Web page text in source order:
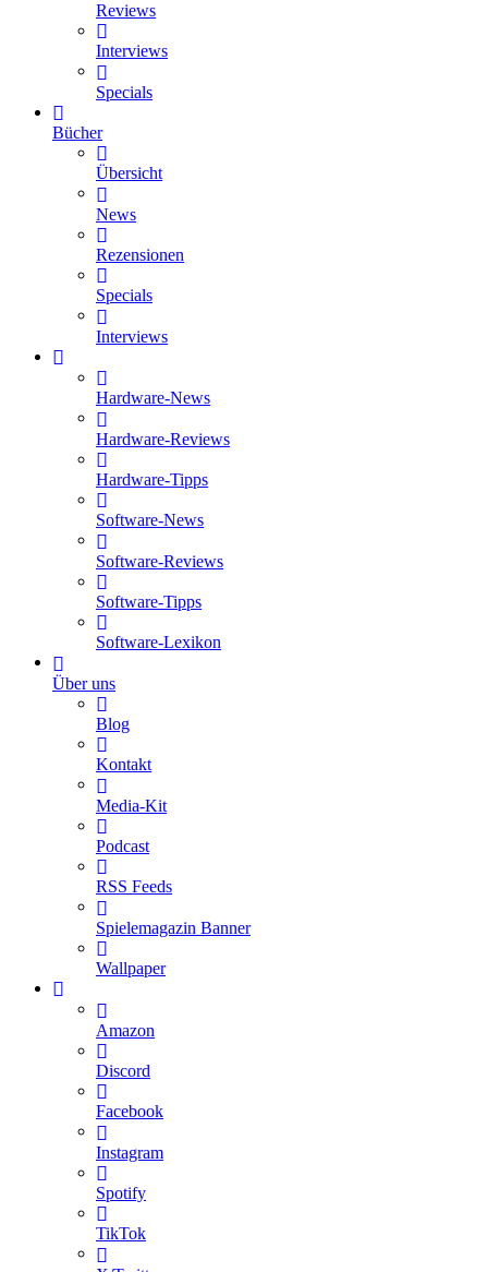
Reviews
Interviews
Specials
Bücher
Übersicht
News
Rezensionen
Specials
Interviews
Hardware-News
Hardware-Reviews
Hardware-Tipps
Software-News
Software-Reviews
Software-Tipps
Software-Lexikon
Über uns
Blog
Kontakt
Media-Kit
Podcast
RSS Feeds
Spielemagazin Banner
Wallpaper
Amazon
Discord
Facebook
Instagram
Spotify
TikTok